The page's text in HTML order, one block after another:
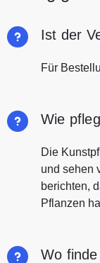
Ist der
Für
Wie
Die
und sehen
berichten,
Pflanzen
Wo